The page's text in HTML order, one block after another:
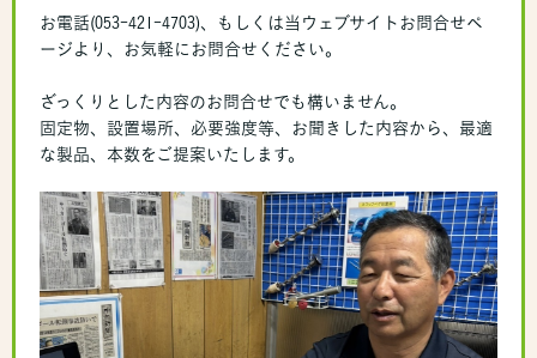
お電話(053-421-4703)、もしくは当ウェブサイトお問合せペ
ージより、お気軽にお問合せください。
ざっくりとした内容のお問合せでも構いません。
固定物、設置場所、必要強度等、お聞きした内容から、最適
な製品、本数をご提案いたします。